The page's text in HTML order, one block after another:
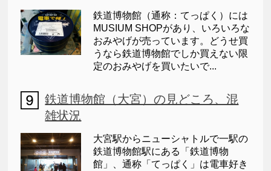
鉄道博物館（通称：てっぱく）には
MUSIUM SHOPがあり、いろいろな
おみやげが売っています。どうせ買
うなら鉄道博物館でしか買えない限
定のおみやげを買いたいで...
鉄道博物館（大宮）の見どころ、混
雑状況
大宮駅からニューシャトルで一駅の
鉄道博物館駅にある「鉄道博物
館」、通称「てっぱく」は電車好き